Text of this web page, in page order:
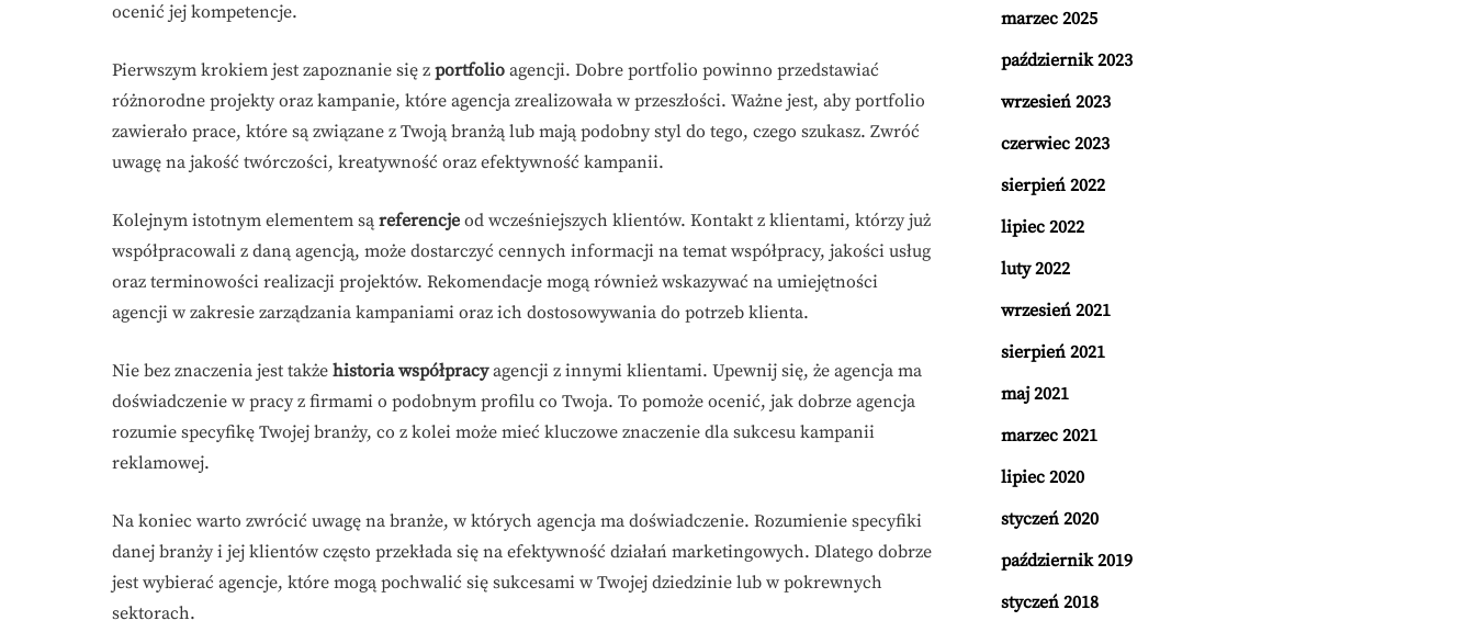
ocenić jej kompetencje.
Pierwszym krokiem jest zapoznanie się z portfolio agencji. Dobre portfolio powinno przedstawiać
różnorodne projekty oraz kampanie, które agencja zrealizowała w przeszłości. Ważne jest, aby portfolio
zawierało prace, które są związane z Twoją branżą lub mają podobny styl do tego, czego szukasz. Zwróć
uwagę na jakość twórczości, kreatywność oraz efektywność kampanii.
Kolejnym istotnym elementem są referencje od wcześniejszych klientów. Kontakt z klientami, którzy już
współpracowali z daną agencją, może dostarczyć cennych informacji na temat współpracy, jakości usług
oraz terminowości realizacji projektów. Rekomendacje mogą również wskazywać na umiejętności
agencji w zakresie zarządzania kampaniami oraz ich dostosowywania do potrzeb klienta.
Nie bez znaczenia jest także historia współpracyagencji z innymi klientami. Upewnij się, że agencja ma
doświadczenie w pracy z firmami o podobnym profilu co Twoja. To pomoże ocenić, jak dobrze agencja
rozumie specyfikę Twojej branży, co z kolei może mieć kluczowe znaczenie dla sukcesu kampanii
reklamowej.
Na koniec warto zwrócić uwagę na branże, w których agencja ma doświadczenie. Rozumienie specyfiki
danej branży i jej klientów często przekłada się na efektywność działań marketingowych. Dlatego dobrze
jest wybierać agencje, które mogą pochwalić się sukcesami w Twojej dziedzinie lub w pokrewnych
sektorach.
marzec 2025
październik 2023
wrzesień 2023
czerwiec 2023
sierpień 2022
lipiec 2022
luty 2022
wrzesień 2021
sierpień 2021
maj 2021
marzec 2021
lipiec 2020
styczeń 2020
październik 2019
styczeń 2018